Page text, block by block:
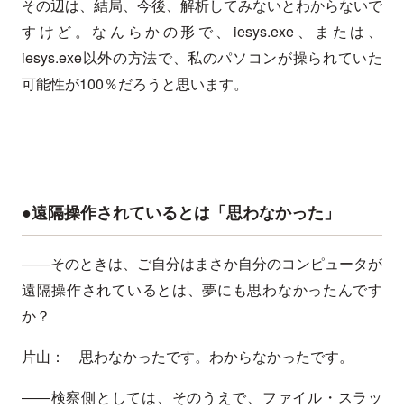
その辺は、結局、今後、解析してみないとわからないで
すけど。なんらかの形で、iesys.exe、または、
iesys.exe以外の方法で、私のパソコンが操られていた
可能性が100％だろうと思います。
●遠隔操作されているとは「思わなかった」
――そのときは、ご自分はまさか自分のコンピュータが
遠隔操作されているとは、夢にも思わなかったんです
か？
片山： 思わなかったです。わからなかったです。
――検察側としては、そのうえで、ファイル・スラッ